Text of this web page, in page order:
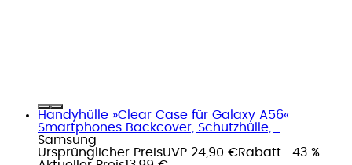
Handyhülle »Clear Case für Galaxy A56«
Smartphones Backcover, Schutzhülle,...
Samsung
Ursprünglicher PreisUVP 24,90 €Rabatt- 43 %